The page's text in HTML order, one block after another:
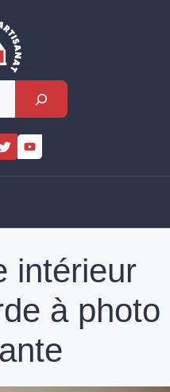
intérieur
à photo